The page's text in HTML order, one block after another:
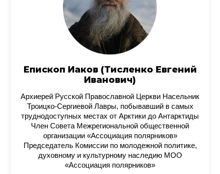
Епископ Иаков (Тисленко Евгений
Иванович)
Архиерей Русской Православной Церкви Насельник
Троицко-Сергиевой Лавры, побывавший в самых
труднодоступных местах от Арктики до Антарктиды
Член Совета Межрегиональной общественной
организации «Ассоциация полярников»
Председатель Комиссии по молодежной политике,
духовному и культурному наследию МОО
«Ассоциация полярников»